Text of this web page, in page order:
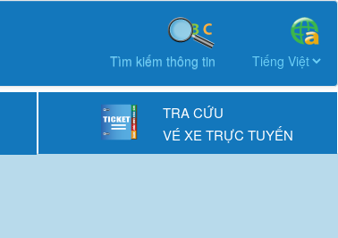
Tìm kiếm thông tin
TRA CỨU
VÉ XE TRỰC TUYẾN